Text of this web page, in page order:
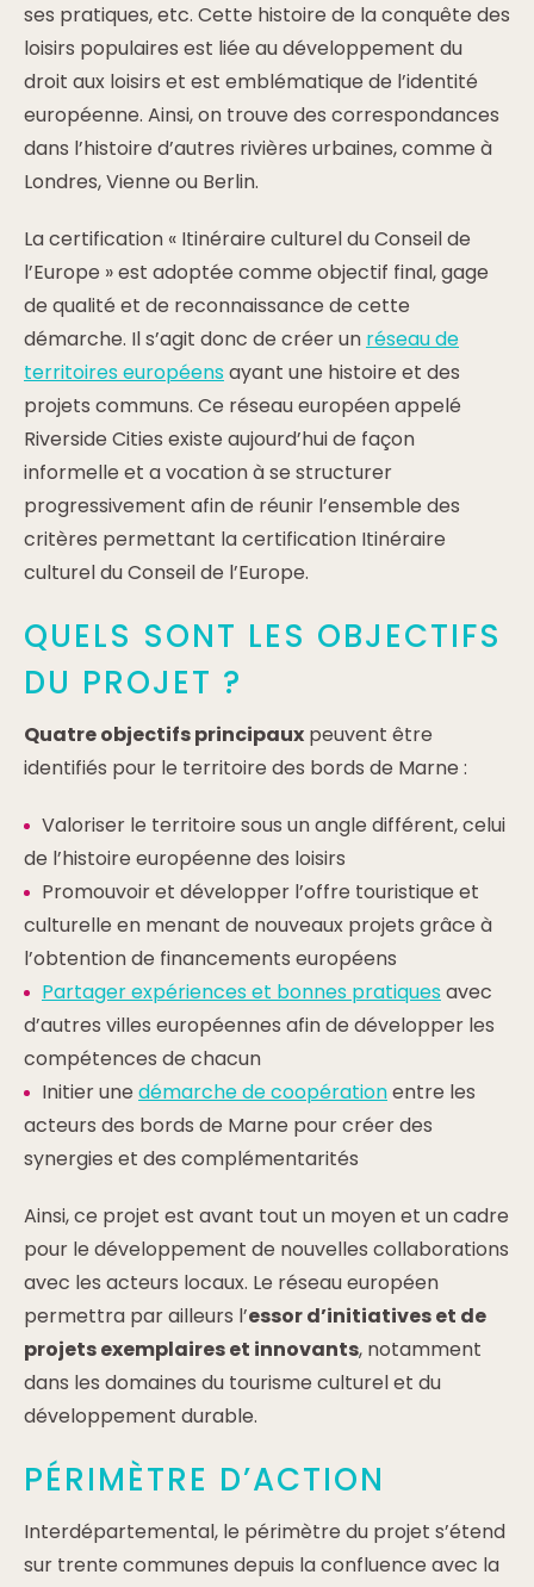
ses pratiques, etc. Cette histoire de la conquête des
loisirs populaires est liée au développement du
droit aux loisirs et est emblématique de l’identité
européenne. Ainsi, on trouve des correspondances
dans l’histoire d’autres rivières urbaines, comme à
Londres, Vienne ou Berlin.
La certification « Itinéraire culturel du Conseil de
l’Europe » est adoptée comme objectif final, gage
de qualité et de reconnaissance de cette
démarche. Il s’agit donc de créer un réseau de
territoires européensayant une histoire et des
projets communs. Ce réseau européen appelé
Riverside Cities existe aujourd’hui de façon
informelle et a vocation à se structurer
progressivement afin de réunir l’ensemble des
critères permettant la certification Itinéraire
culturel du Conseil de l’Europe.
QUELS SONT LES OBJECTIFS
DU PROJET ?
Quatre objectifs principaux peuvent être
identifiés pour le territoire des bords de Marne :
Valoriser le territoire sous un angle différent, celui
de l’histoire européenne des loisirs
Promouvoir et développer l’offre touristique et
culturelle en menant de nouveaux projets grâce à
l’obtention de financements européens
Partager expériences et bonnes pratiquesavec
d’autres villes européennes afin de développer les
compétences de chacun
Initier une démarche de coopérationentre les
acteurs des bords de Marne pour créer des
synergies et des complémentarités
Ainsi, ce projet est avant tout un moyen et un cadre
pour le développement de nouvelles collaborations
avec les acteurs locaux. Le réseau européen
permettra par ailleurs l’essor d’initiatives et de
projets exemplaires et innovants, notamment
dans les domaines du tourisme culturel et du
développement durable.
PÉRIMÈTRE D’ACTION
Interdépartemental, le périmètre du projet s’étend
sur trente communes depuis la confluence avec la